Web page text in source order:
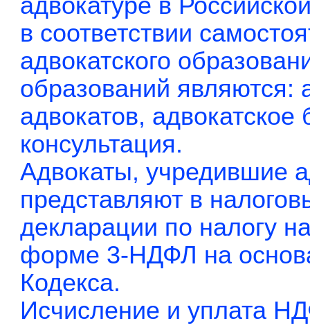
в соответствии
адвокатского
образований являются:
адвокатов,
консультация.
Адвокаты, учредившие
представляют в
декларации по налогу
форме 3-НДФЛ на
Кодекса.
Исчисление и уплата